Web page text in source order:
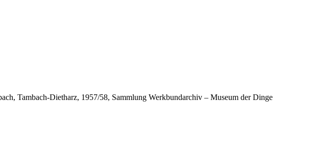
Tambach-Dietharz, 1957/58, Sammlung Werkbundarchiv – Museum der Dinge